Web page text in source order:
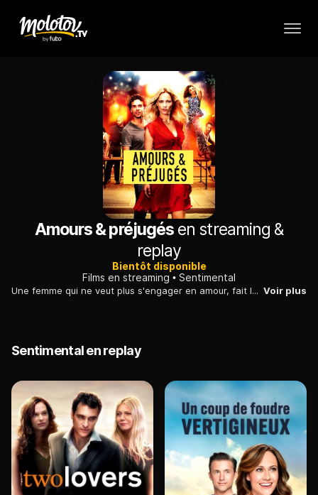
Amours & préjugés en streaming &
replay
Bientôt disponible
Films en streaming
Sentimental
Une femme qui ne veut plus s'engager en amour, fait la connaissance d'un homme qui a fait le pari de ne plus coucher avec ses conquêtes féminines... Voir plus
Sentimental en replay